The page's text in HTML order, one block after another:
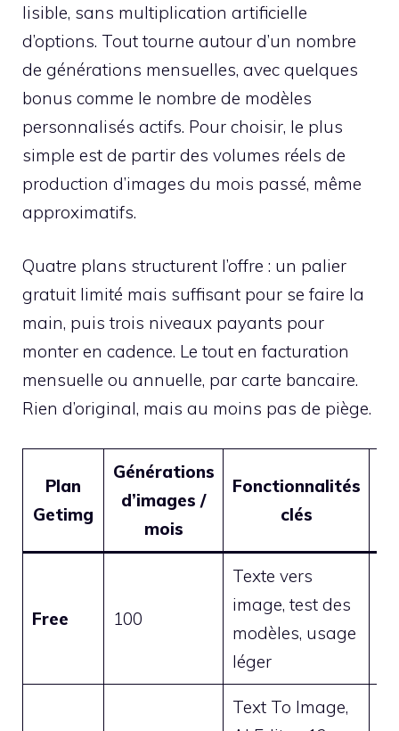
lisible, sans multiplication artificielle
d’options. Tout tourne autour d’un nombre
de générations mensuelles, avec quelques
bonus comme le nombre de modèles
personnalisés actifs. Pour choisir, le plus
simple est de partir des volumes réels de
production d’images du mois passé, même
approximatifs.
Quatre plans structurent l’offre : un palier
gratuit limité mais suffisant pour se faire la
main, puis trois niveaux payants pour
monter en cadence. Le tout en facturation
mensuelle ou annuelle, par carte bancaire.
Rien d’original, mais au moins pas de piège.
Plan
Getimg
Générations
d’images /
mois
Fonctionnalités
clés
Free 100
Texte vers
image, test des
modèles, usage
léger
Text To Image,